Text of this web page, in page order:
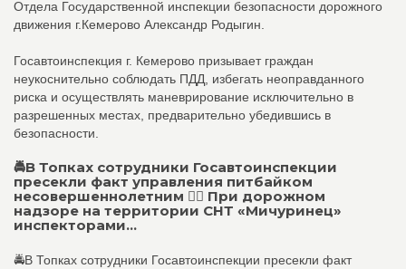
Отдела Государственной инспекции безопасности дорожного
движения г.Кемерово Александр Родыгин.
Госавтоинспекция г. Кемерово призывает граждан
неукоснительно соблюдать ПДД, избегать неоправданного
риска и осуществлять маневрирование исключительно в
разрешенных местах, предварительно убедившись в
безопасности.
🚔В Топках сотрудники Госавтоинспекции
пресекли факт управления питбайком
несовершеннолетним 👮‍♂ При дорожном
надзоре на территории СНТ «Мичуринец»
инспекторами...
🚔В Топках сотрудники Госавтоинспекции пресекли факт